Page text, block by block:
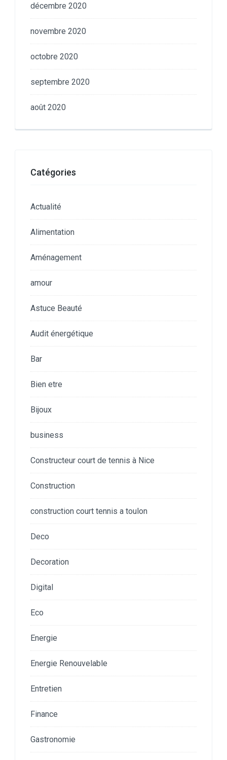
décembre 2020
novembre 2020
octobre 2020
septembre 2020
août 2020
Catégories
Actualité
Alimentation
Aménagement
amour
Astuce Beauté
Audit énergétique
Bar
Bien etre
Bijoux
business
Constructeur court de tennis à Nice
Construction
construction court tennis a toulon
Deco
Decoration
Digital
Eco
Energie
Energie Renouvelable
Entretien
Finance
Gastronomie